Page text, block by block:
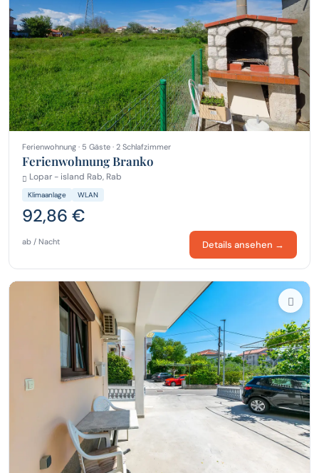
Ferienwohnung · 5 Gäste · 2 Schlafzimmer
Ferienwohnung Branko
Lopar - island Rab, Rab
Klimaanlage WLAN
92,86 €
ab / Nacht Details ansehen →